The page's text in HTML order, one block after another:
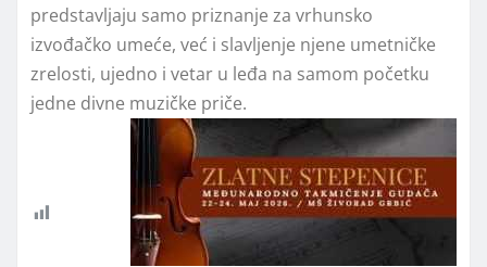
predstavljaju samo priznanje za vrhunsko
izvođačko umeće, već i slavljenje njene umetničke
zrelosti, ujedno i vetar u leđa na samom početku
jedne divne muzičke priče.